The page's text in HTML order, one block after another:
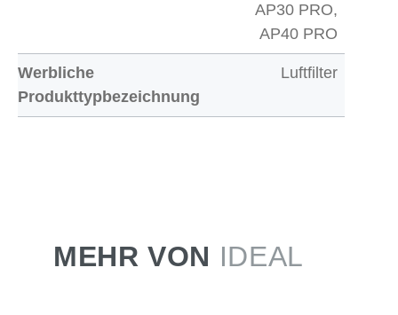
AP30 PRO,
AP40 PRO
Werbliche
Produkttypbezeichnung
Luftfilter
MEHR VON IDEAL